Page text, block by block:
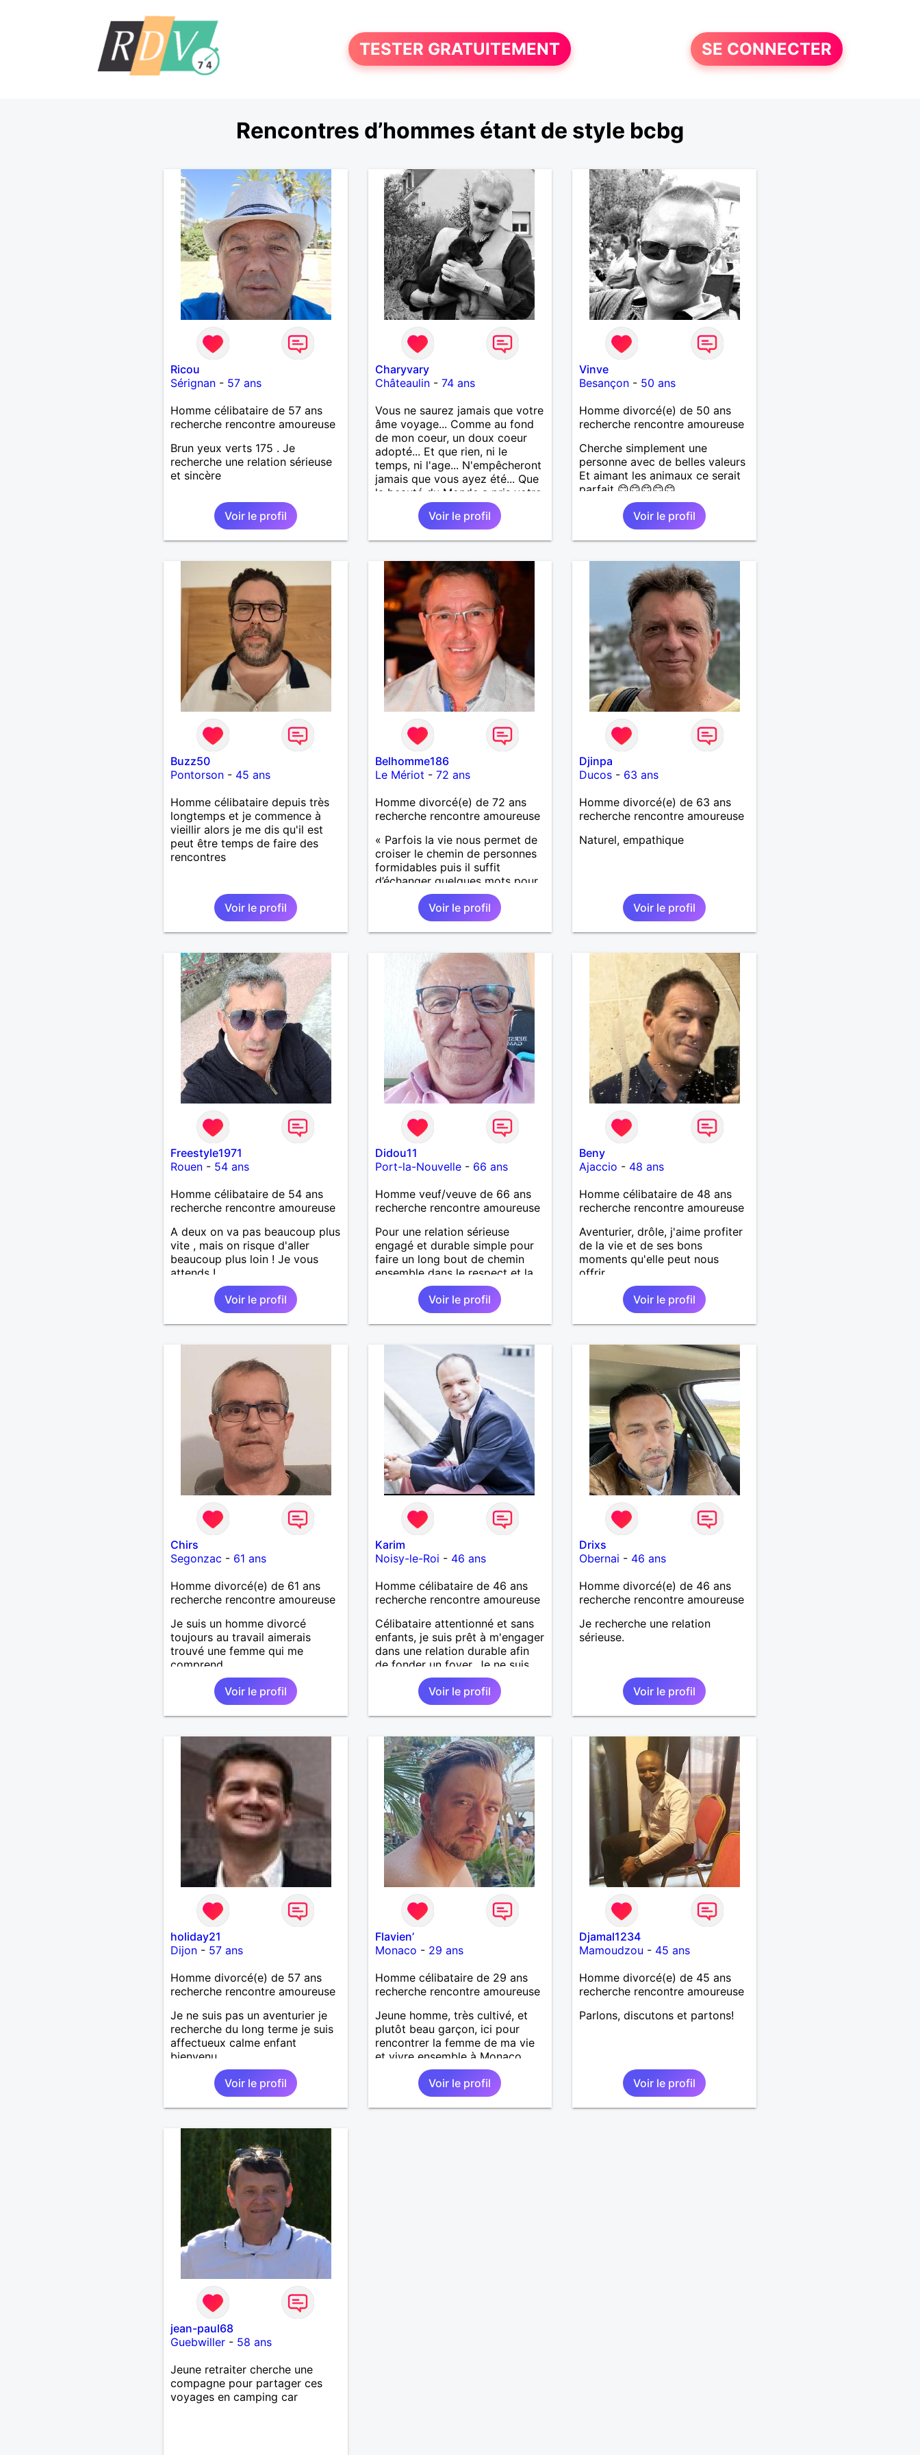
TESTER GRATUITEMENT SE CONNECTER
Rencontres d’hommes étant de style bcbg
Ricou
Sérignan- 57 ans
Homme célibataire de 57 ans
recherche rencontre amoureuse
Brun yeux verts 175 . Je
recherche une relation sérieuse
et sincère
Voir le profil
Charyvary
Châteaulin- 74 ans
Vous ne saurez jamais que votre
âme voyage... Comme au fond
de mon coeur, un doux coeur
adopté... Et que rien, ni le
temps, ni l'age... N'empêcheront
jamais que vous ayez été... Que
la beauté du Monde a pris votre
visage... Vous ne saurez jamais
que j’emporte votre âme...
Comme une lampe d’or qui
Voir le profil
Vinve
Besançon - 50 ans
Homme divorcé(e) de 50 ans
recherche rencontre amoureuse
Cherche simplement une
personne avec de belles valeurs
Et aimant les animaux ce serait
parfait 😊😊😊😊😊
Voir le profil
Buzz50
Pontorson- 45 ans
Homme célibataire depuis très
longtemps et je commence à
vieillir alors je me dis qu'il est
peut être temps de faire des
rencontres
Voir le profil
Belhomme186
Le Mériot - 72 ans
Homme divorcé(e) de 72 ans
recherche rencontre amoureuse
« Parfois la vie nous permet de
croiser le chemin de personnes
formidables puis il suffit
d’échanger quelques mots pour
comprendre qu’elles deviennent
importantes et pour le reste de
notre vie. »
Voir le profil
Djinpa
Ducos - 63 ans
Homme divorcé(e) de 63 ans
recherche rencontre amoureuse
Naturel, empathique
Voir le profil
Freestyle1971
Rouen- 54 ans
Homme célibataire de 54 ans
recherche rencontre amoureuse
A deux on va pas beaucoup plus
vite , mais on risque d'aller
beaucoup plus loin ! Je vous
attends !
Voir le profil
Didou11
Port-la-Nouvelle- 66 ans
Homme veuf/veuve de 66 ans
recherche rencontre amoureuse
Pour une relation sérieuse
engagé et durable simple pour
faire un long bout de chemin
ensemble dans le respect et la
sincérité aimé être aimer je crois
que le bonheur et l'amour
peuvent exister a tout âge au
plaisir de vous lire.
Voir le profil
Beny
Ajaccio - 48 ans
Homme célibataire de 48 ans
recherche rencontre amoureuse
Aventurier, drôle, j'aime profiter
de la vie et de ses bons
moments qu'elle peut nous
offrir...
Voir le profil
Chirs
Segonzac - 61 ans
Homme divorcé(e) de 61 ans
recherche rencontre amoureuse
Je suis un homme divorcé
toujours au travail aimerais
trouvé une femme qui me
comprend
Voir le profil
Karim
Noisy-le-Roi - 46 ans
Homme célibataire de 46 ans
recherche rencontre amoureuse
Célibataire attentionné et sans
enfants, je suis prêt à m'engager
dans une relation durable afin
de fonder un foyer. Je ne suis
pas adepte des sites de
rencontres, je préfère la
rencontre de visu : boire un
verre ou un dîner pourquoi pas.
? Côté professionnel, je
m'épanouis pleinement dans un
groupe aéronautique après avoir
fait mes études d'ingénieur et
de docteur à CentraleSupélec.
Je recherche une femme qui
aime l'art, la nature et qui soit
attentive aux autres, à
l'environnement et curieuse du
monde. PS. Je ne ronfle pas 🙂
Voir le profil
Drixs
Obernai - 46 ans
Homme divorcé(e) de 46 ans
recherche rencontre amoureuse
Je recherche une relation
sérieuse.
Voir le profil
holiday21
Dijon- 57 ans
Homme divorcé(e) de 57 ans
recherche rencontre amoureuse
Je ne suis pas un aventurier je
recherche du long terme je suis
affectueux calme enfant
bienvenu
Voir le profil
Flavien’
Monaco - 29 ans
Homme célibataire de 29 ans
recherche rencontre amoureuse
Jeune homme, très cultivé, et
plutôt beau garçon, ici pour
rencontrer la femme de ma vie
et vivre ensemble à Monaco
Voir le profil
Djamal1234
Mamoudzou - 45 ans
Homme divorcé(e) de 45 ans
recherche rencontre amoureuse
Parlons, discutons et partons!
Voir le profil
jean-paul68
Guebwiller- 58 ans
Jeune retraiter cherche une
compagne pour partager ces
voyages en camping car